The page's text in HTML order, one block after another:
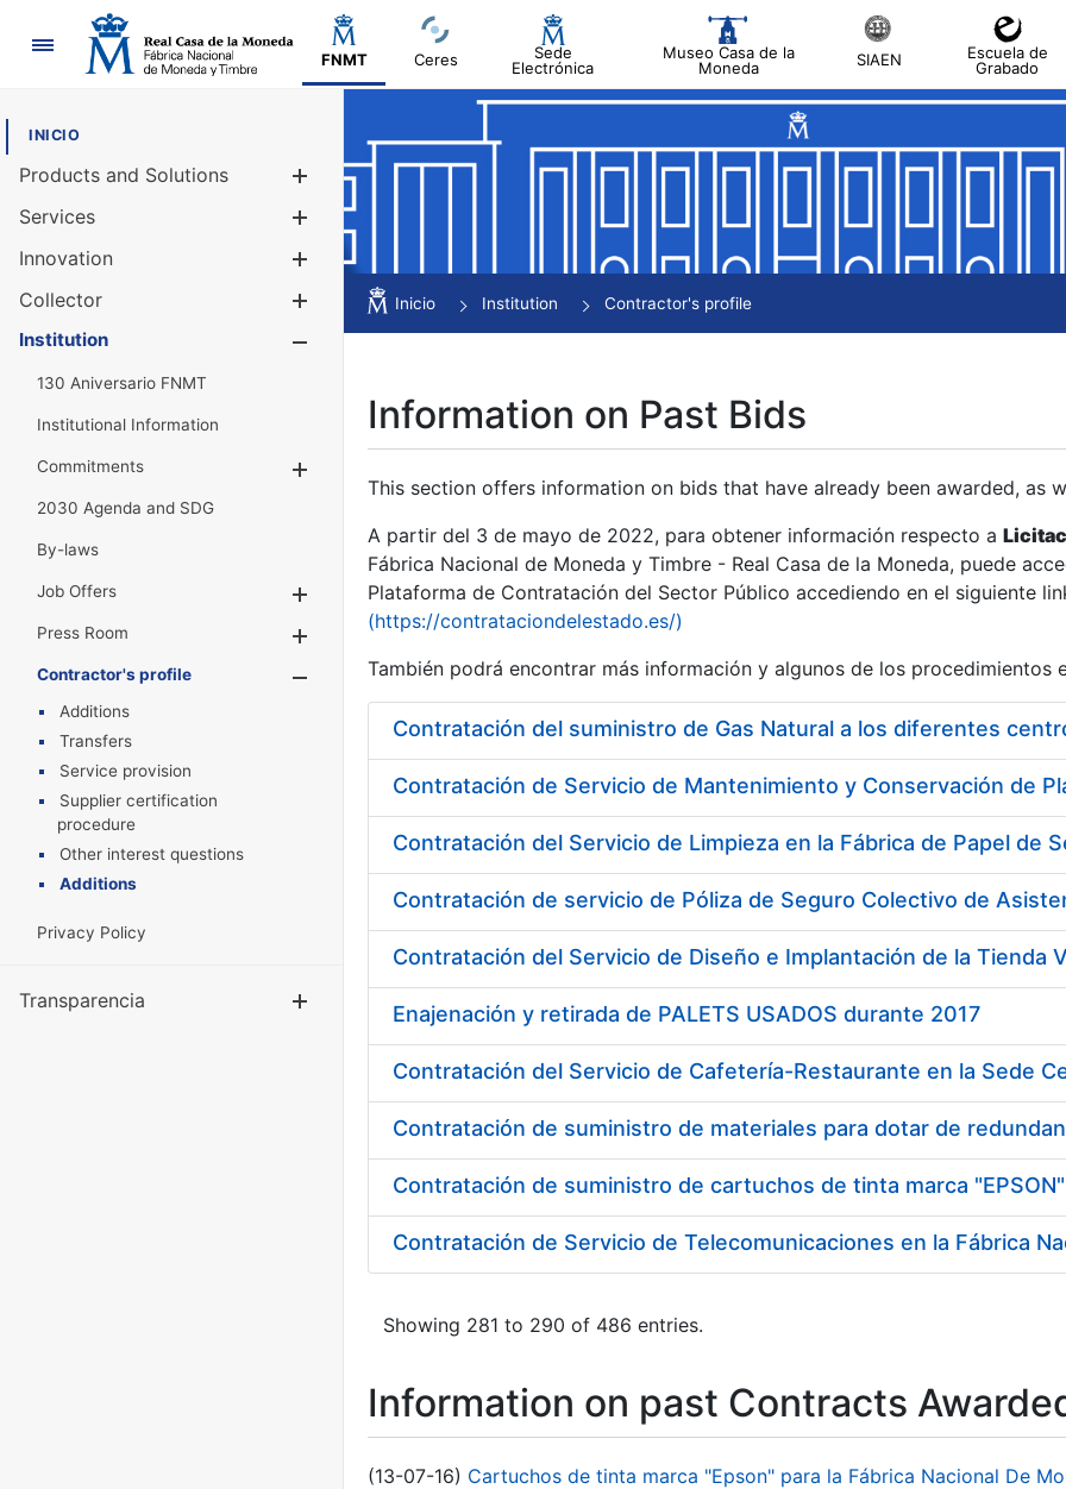
Navigation
FNMT Ceres
Sede
Electrónica
Museo Casa de la
Moneda
SIAEN
Escuela de
Grabado
INICIO
Products and Solutions
Services
Innovation
Collector
Show/Hide
Institution
130 Aniversario FNMT
Institutional Information
Commitments
2030 Agenda and SDG
By-laws
Job Offers
Show/Hide
Press Room
Show/Hide
Contractor's profile
Show/Hide
Additions
Transfers
Service provision
Supplier certification
procedure
Other interest questions
Additions
Privacy Policy
Transparencia Show/Hide
Inicio Institution Contractor's profile
Information on Past Bids
This section offers information on bids that have already been awarded, as
A partir del 3 de mayo de 2022, para obtener información respecto a
Fábrica Nacional de Moneda y Timbre - Real Casa de la Moneda, puede
Plataforma de Contratación del Sector Público accediendo en el siguiente
(https://contrataciondelestado.es/)
También podrá encontrar más información y algunos de los procedimientos
Contratación del suministro de Gas Natural a los diferentes
Contratación del Servicio de Limpieza en la Fábrica de Papel de
Contratación de servicio de Póliza de Seguro Colectivo de
Contratación del Servicio de Diseño e Implantación de la Tienda
Enajenación y retirada de PALETS USADOS durante 2017
Contratación del Servicio de Cafetería-Restaurante en la Sede
Contratación de suministro de cartuchos de tinta marca "EPSON"
Showing 281 to 290 of 486 entries.
Information on past Contracts
(13-07-16) Cartuchos de tinta marca "Epson" para la Fábrica Nacional De